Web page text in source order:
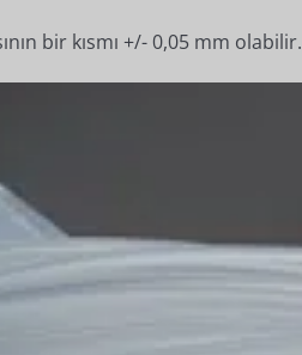
bir kısmı +/- 0,05 mm olabilir.